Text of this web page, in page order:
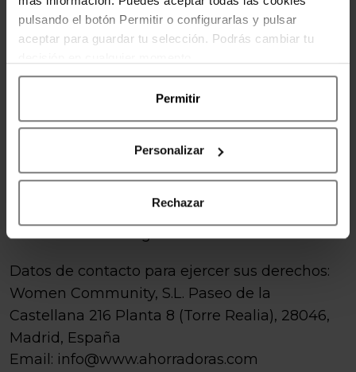
pulsando el botón Permitir o configurarlas y pulsar
aceptar para guardar tu selección. Podrás cambiar tu
Permitir
Personalizar
Rechazar
Derechos que asisten al Usuario:
Derecho a retirar el consentimiento en
cualquier momento.
Derecho de acceso, rectificación,
portabilidad y supresión de sus datos y a la
Derecho a presentar una reclamación ante
considera que el tratamiento no se ajusta a
la normativa vigente.
Datos de contacto para ejercer sus derechos:
Women Community, S.L. Paseo de la
Castellana 216 Planta 8 (Torre Realia), 28046,
Madrid, España
Email: info@www.ahorradoras.com